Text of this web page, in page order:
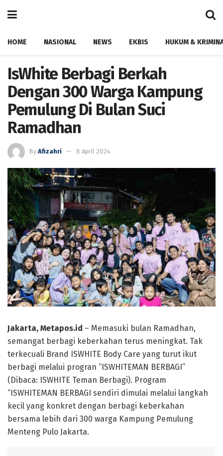
HOME NASIONAL NEWS EKBIS HUKUM &
IsWhite Berbagi Berkah
Dengan 300 Warga Kampung
Pemulung Di Bulan Suci
Ramadhan
By Afizahri 8 April 2024
Jakarta, Metapos.id – Memasuki bulan Ramadhan,
semangat berbagi keberkahan terus meningkat. Tak
terkecuali Brand ISWHITE Body Care yang turut ikut
berbagi melalui progran “ISWHITEMAN BERBAGI”
(Dibaca: ISWHITE Teman Berbagi). Program
“ISWHITEMAN BERBAGI sendiri dimulai melalui langkah
kecil yang konkret dengan berbagi keberkahan
bersama lebih dari 300 warga Kampung Pemulung
Menteng Pulo Jakarta.